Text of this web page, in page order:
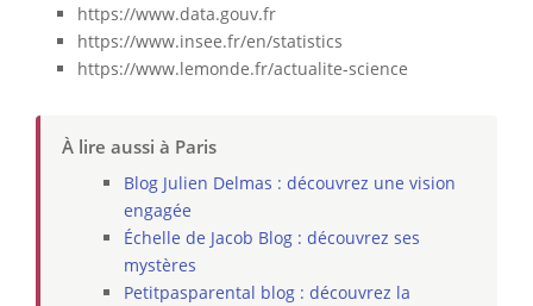
https://www.data.gouv.fr
https://www.insee.fr/en/statistics
https://www.lemonde.fr/actualite-science
À lire aussi à Paris
Blog Julien Delmas : découvrez une vision
engagée
Échelle de Jacob Blog : découvrez ses
mystères
Petitpasparental blog : découvrez la